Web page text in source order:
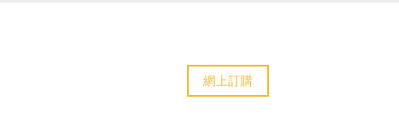
網上訂購